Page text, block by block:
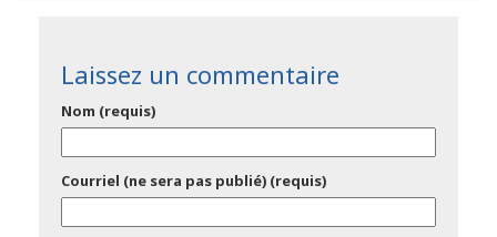
Laissez un commentaire
Nom (requis)
Courriel (ne sera pas publié) (requis)